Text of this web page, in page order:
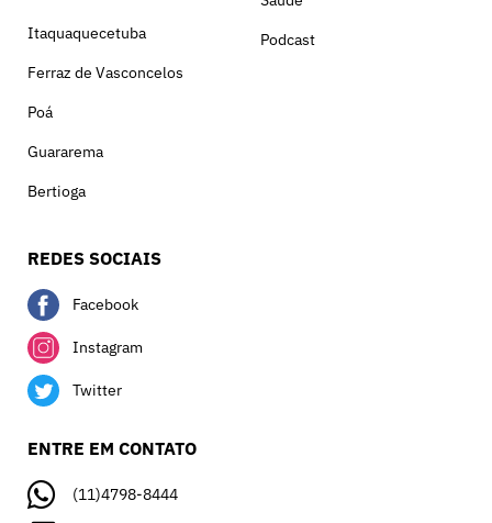
Itaquaquecetuba
Ferraz de Vasconcelos
Poá
Guararema
Bertioga
Podcast
REDES SOCIAIS
Facebook
Instagram
Twitter
ENTRE EM CONTATO
(11)4798-8444